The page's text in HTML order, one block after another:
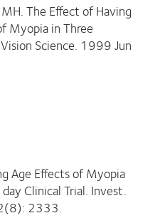
The Effect of Having
Myopia in Three
Science. 1999 Jun
Age Effects of Myopia
Clinical Trial. Invest.
2333.